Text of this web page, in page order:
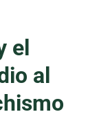
el
al